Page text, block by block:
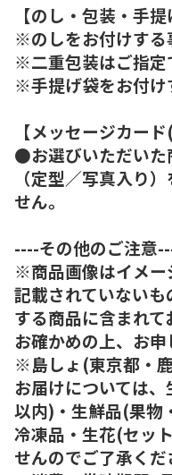
【のし・包装・手提
※のしをお付けする
※二重包装はご指定
※手提げ袋をお付け
【メッセージカー
●お選びいただいた
（定型／写真入り
せん。
----その他のご注意
※商品画像はイメー
記載されていない
する商品に含まれ
お確かめの上、お申
※島しょ(東京都・
お届けについては
以内)・生鮮品(果物
冷凍品・生花(セッ
せんのでご了承くだ